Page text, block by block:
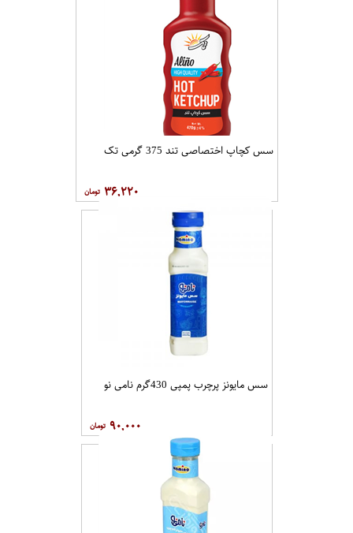
سس کچاپ اختصاصی تند 375 گرمی تک
۳۶,۲۲۰
سس مایونز پرچرب پمپی 430گرم نامی نو
۹۰,۰۰۰